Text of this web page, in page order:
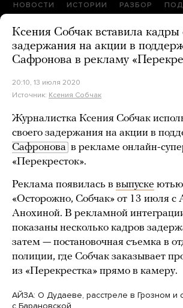
НОВОСТИ ИСТОРИИ РАЗБОР
Ксения Собчак вставила кадры
задержания на акции в
Сафронова в рекламу
20:10, 13 июля 2020
Источник: Ксения Собчак
Журналистка Ксения Собчак
своего задержания на акции в
Сафронова в рекламе онлайн-
«Перекресток».
Реклама появилась в выпуске
«Осторожно, Собчак» от 13 июля с
Анохиной. В рекламной
показаны несколько кадров
затем — постановочная съемка в
полиции, где Собчак заказывает
из «Перекрестка» прямо в камеру.
АЙЗА: О Дудаеве, расстреле в Грозном и
с Барановской